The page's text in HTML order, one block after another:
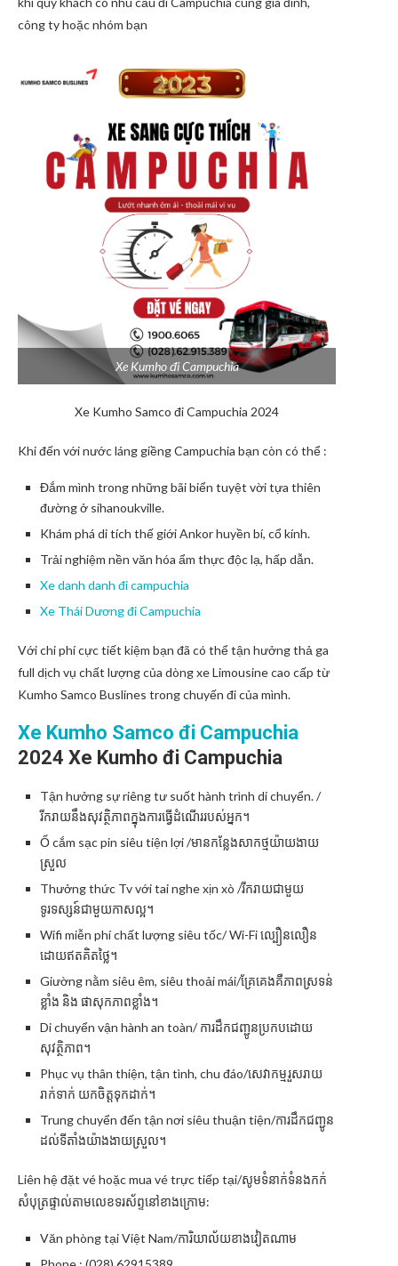
công ty hoặc nhóm bạn
Xe Kumho đi Campuchia
Xe Kumho Samco đi Campuchia 2024
Khi đến với nước láng giềng Campuchia bạn còn có thể :
Đắm mình trong những bãi biển tuyệt vời tựa thiên
đường ở sihanoukville.
Khám phá di tích thế giới Ankor huyền bí, cổ kính.
Trải nghiệm nền văn hóa ẩm thực độc lạ, hấp dẫn.
Xe danh danh đi campuchia
Xe Thái Dương đi Campuchia
Với chi phí cực tiết kiệm bạn đã có thể tận hưởng thả ga
full dịch vụ chất lượng của dòng xe Limousine cao cấp từ
Kumho Samco Buslines trong chuyến đi của mình.
Xe Kumho Samco đi Campuchia
2024 Xe Kumho đi Campuchia
Tận hưởng sự riêng tư suốt hành trình di chuyển. /
រីករាយនឹងសុវត្ថិភាពក្នុងការធ្វើដំណើររបស់អ្នក។
Ổ cắm sạc pin siêu tiện lợi /មានកន្លែងសាកថ្មយ៉ាយងាយ
ស្រួល
Thưởng thức Tv với tai nghe xịn xò /រីករាយជាមួយ
ទូរទស្សន៍ជាមួយកាសល្អ។
Wifi miễn phí chất lượng siêu tốc/ Wi-Fi ល្បឿនលឿន
ដោយឥតគិតថ្លៃ។
Giường nằm siêu êm, siêu thoải mái/គ្រែគេងគឺភាពស្រទន់
ខ្លាំង និង ផាសុកភាពខ្លាំង។
Di chuyển vận hành an toàn/ ការដឹកជញ្ជូនប្រកបដោយ
សុវត្ថិភាព។
Phục vụ thân thiện, tận tình, chu đáo/សេវាកម្មរួសរាយ
រាក់ទាក់ យកចិត្តទុកដាក់។
Trung chuyển đến tận nơi siêu thuận tiện/ការដឹកជញ្ជូន
ដល់ទីតាំងយ៉ាងងាយស្រួល។
Liên hệ đặt vé hoặc mua vé trực tiếp tại/សូមទំនាក់ទំនងកក់
សំបុត្រផ្ទាល់តាមលេខទរស័ព្ទនៅខាងក្រោម:
Văn phòng tại Việt Nam/ការិយាល័យខាងវៀតណាម